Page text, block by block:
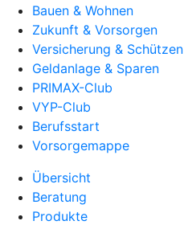
Bauen & Wohnen
Zukunft & Vorsorgen
Versicherung & Schützen
Geldanlage & Sparen
PRIMAX-Club
VYP-Club
Berufsstart
Vorsorgemappe
Übersicht
Beratung
Produkte